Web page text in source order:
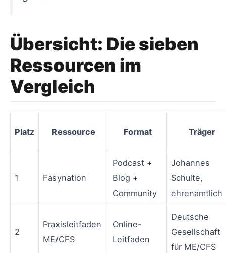
Übersicht: Die sieben
Ressourcen im
Vergleich
Platz Ressource Format Träger
1 Fasynation
Podcast +
Blog +
Community
Johannes
Schulte,
ehrenamtlich
2
Praxisleitfaden
ME/CFS
Online-
Leitfaden
Deutsche
Gesellschaft
für ME/CFS